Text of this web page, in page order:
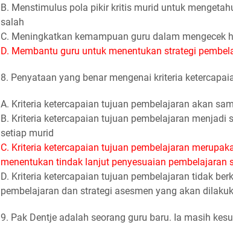
B. Menstimulus pola pikir kritis murid untuk
salah
C. Meningkatkan kemampuan guru dalam mengecek
D. Membantu guru untuk menentukan strategi
8. Penyataan yang benar mengenai kriteria
A. Kriteria ketercapaian tujuan pembelajaran akan
B. Kriteria ketercapaian tujuan pembelajaran
setiap murid
C. Kriteria ketercapaian tujuan pembelajaran
menentukan tindak lanjut penyesuaian pembelajaran
D. Kriteria ketercapaian tujuan pembelajaran tidak
pembelajaran dan strategi asesmen yang akan
9. Pak Dentje adalah seorang guru baru. Ia masih